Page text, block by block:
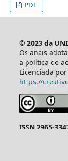
PDF
© 2023 da
Os anais
a política de
Licenciada por
https://
ISSN 2965-